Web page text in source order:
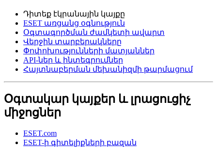
Դիտեք էկրանային կայքը
ESET առցանց օգնություն
Օգտագործման ժամկետի ավարտ
Վերջին տարբերակները
Փոփոխությունների մատյաններ
API-ներ և ինտեգրումներ
Հայտնաբերման մեխանիզմի թարմացում
Օգտակար կայքեր և լրացուցիչ
միջոցներ
ESET.com
ESET-ի գիտելիքների բազան